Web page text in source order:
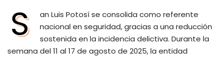
S
an Luis Potosí se consolida como referente
nacional en seguridad, gracias a una reducción
sostenida en la incidencia delictiva. Durante la
semana del 11 al 17 de agosto de 2025, la entidad